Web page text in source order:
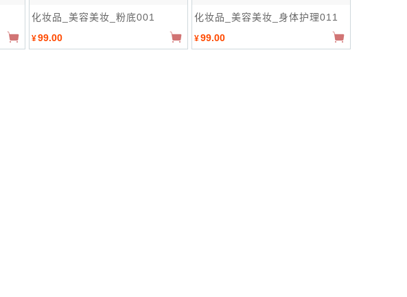
化妆品_美容美妆_粉底001
¥99.00
化妆品_美容美妆_身体护理011
¥99.00